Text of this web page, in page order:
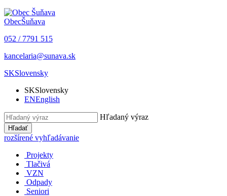
ObecŠuňava
052 / 7791 515
kancelaria@sunava.sk
SKSlovensky
SKSlovensky
ENEnglish
Hľadaný výraz
Hľadať
rozšírené vyhľadávanie
Projekty
Tlačivá
VZN
Odpady
Seniori